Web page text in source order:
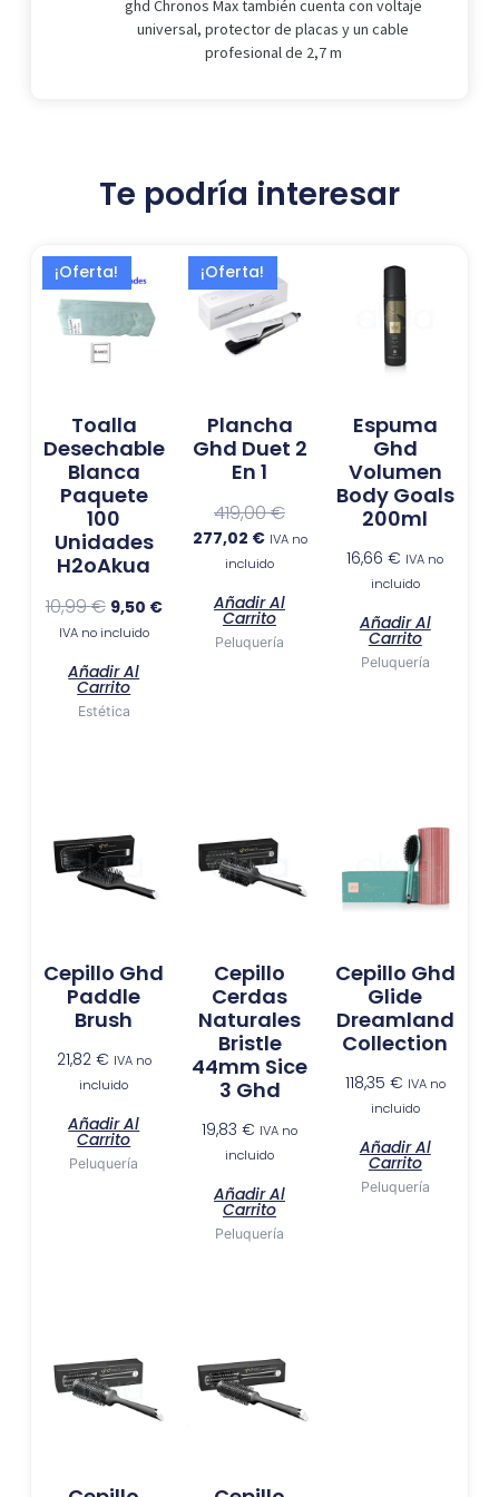
ghd Chronos Max también cuenta con voltaje
universal, protector de placas y un cable
profesional de 2,7 m
Te podría interesar
¡Oferta!
Toalla
Desechable
Blanca
Paquete
100
Unidades
H2oAkua
10,99€
El
precio
original
era:
10,99 €.
9,50 €
precio
actual
IVA no incluido
Añadir Al
Carrito
Estética
¡Oferta!
Plancha
Ghd Duet 2
En 1
419,00€
precio
original
277,02 €
precio
actual
es:
IVA no
incluido
Añadir Al
Carrito
Peluquería
Espuma
Ghd
Volumen
Body Goals
200ml
16,66€ IVA no
incluido
Añadir Al
Carrito
Peluquería
Cepillo Ghd
Paddle
Brush
21,82 € IVA no
incluido
Añadir Al
Carrito
Peluquería
Cepillo
Cerdas
Naturales
Bristle
44mm Sice
3 Ghd
19,83 € IVA no
incluido
Añadir Al
Carrito
Peluquería
Cepillo Ghd
Glide
Dreamland
Collection
118,35 € IVA no
incluido
Añadir Al
Carrito
Peluquería